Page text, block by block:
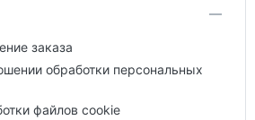
заказа
обработки персональных
файлов cookie